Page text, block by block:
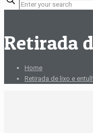
Retirada
Home
Retirada de lixo e